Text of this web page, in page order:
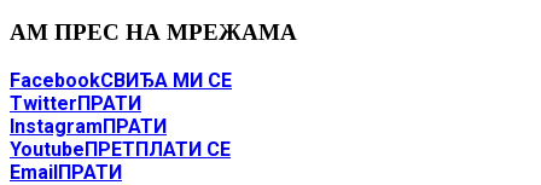
АМ ПРЕС НА МРЕЖАМА
FacebookСВИЂА МИ СЕ
TwitterПРАТИ
InstagramПРАТИ
YoutubeПРЕТПЛАТИ СЕ
EmailПРАТИ